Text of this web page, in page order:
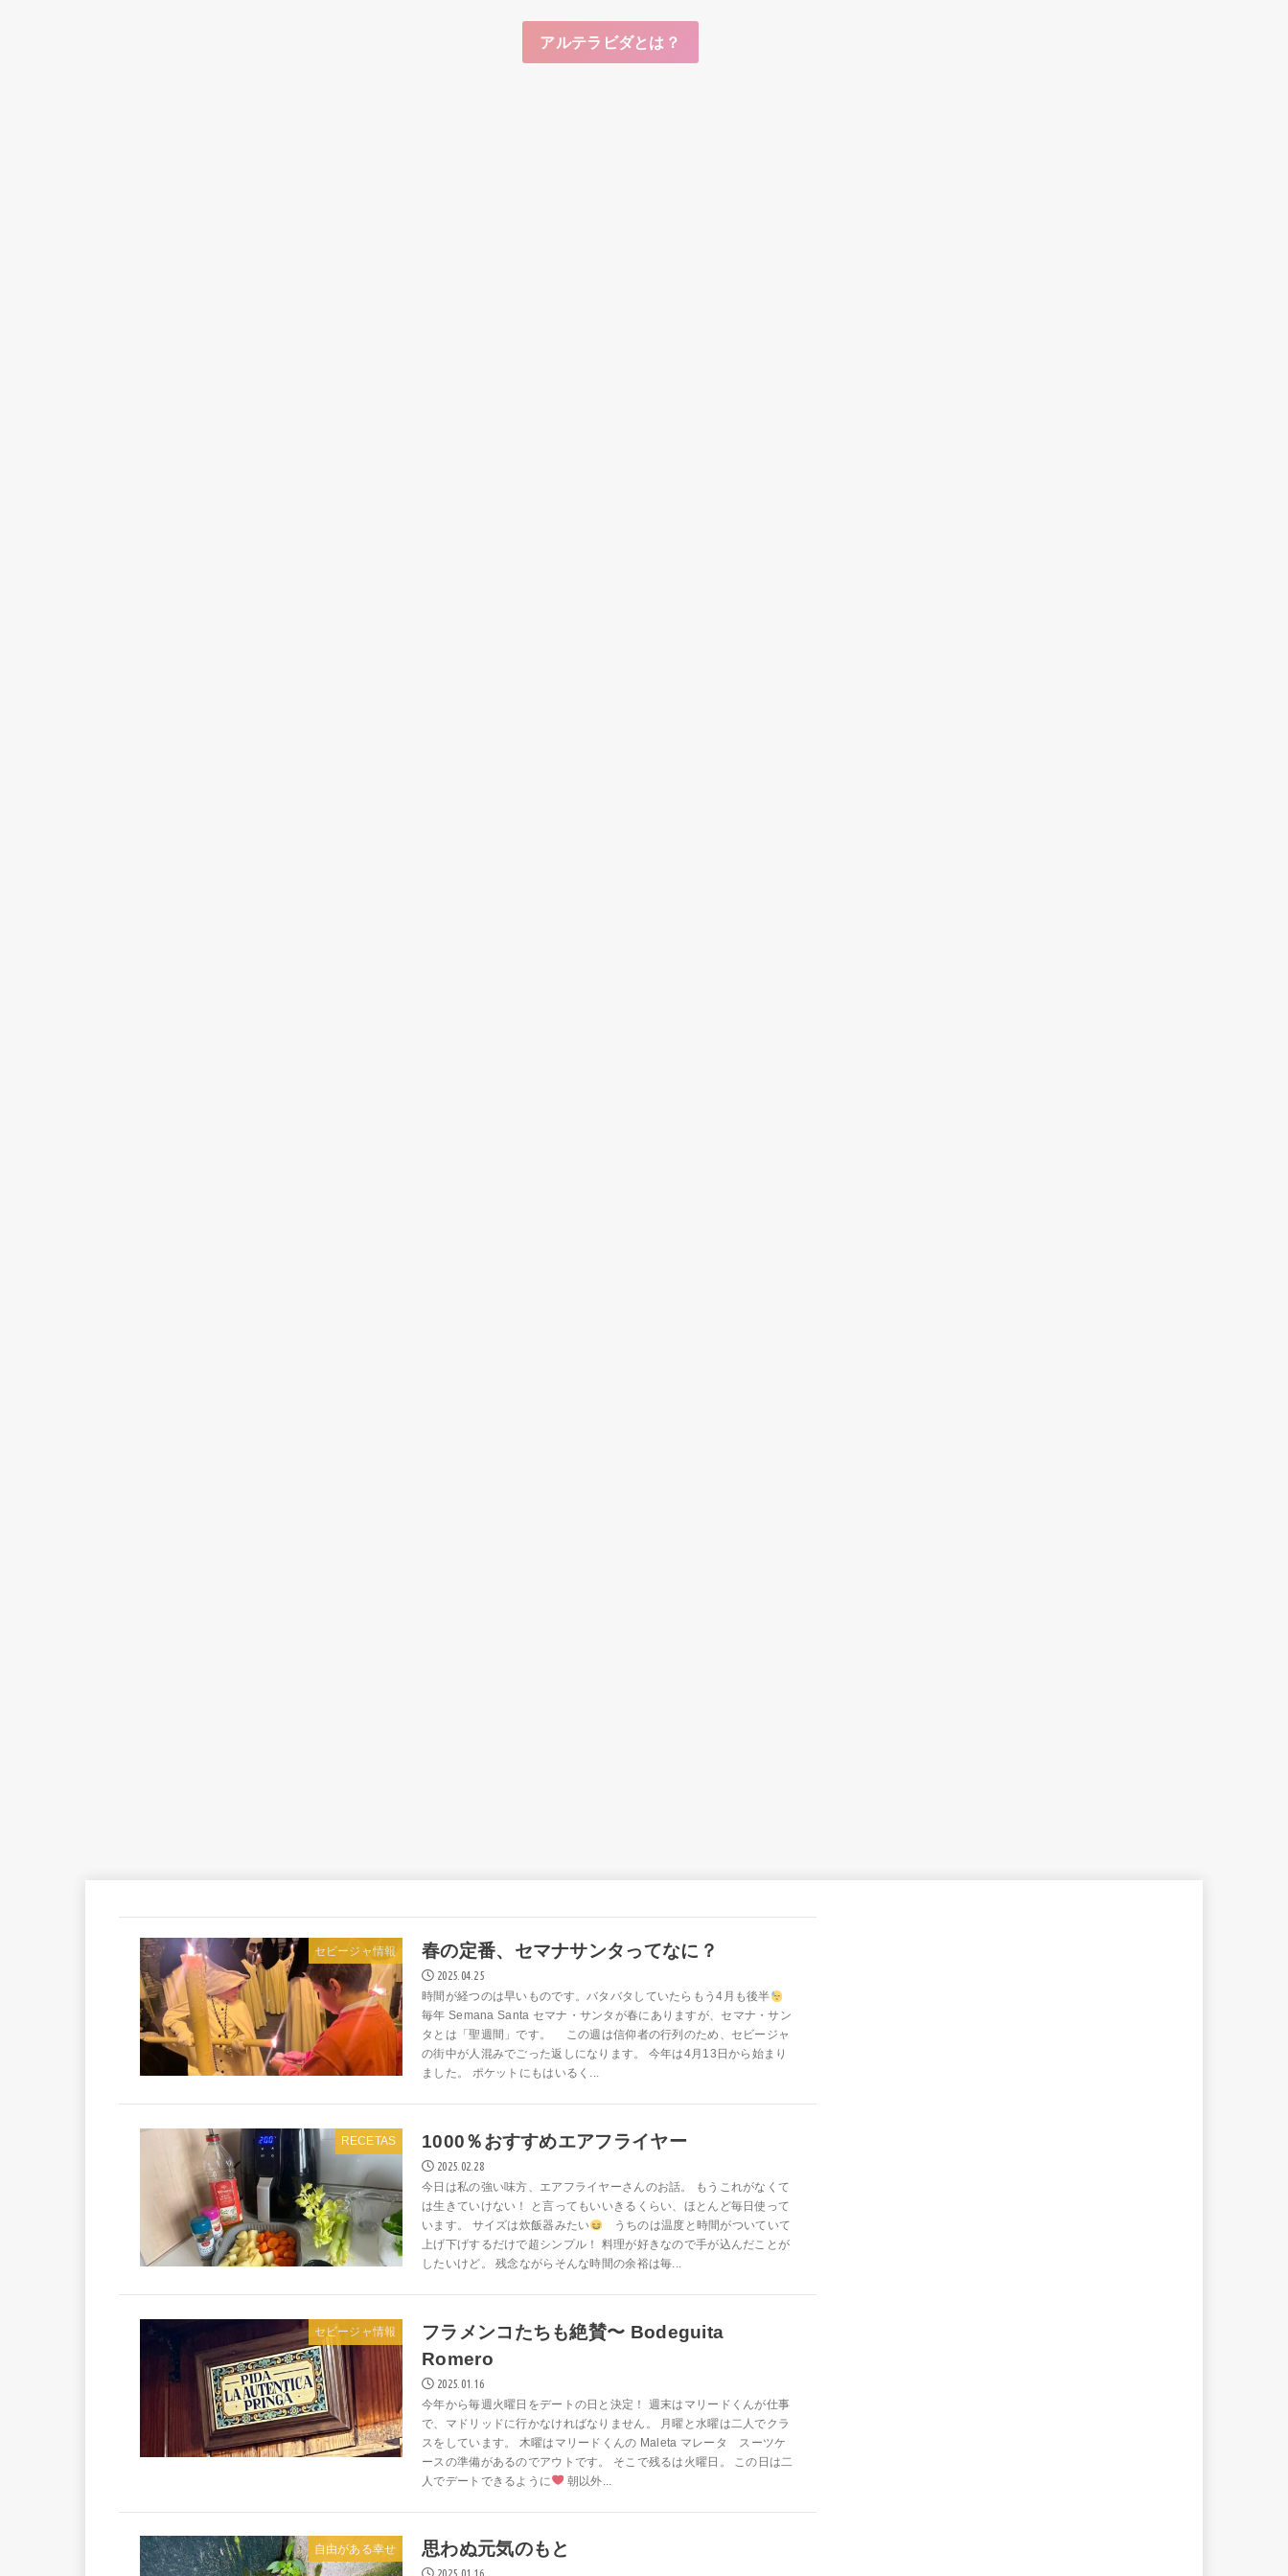
アルテラビダとは？
セビージャ情報 春の定番、セマナサンタってなに？
2025.04.25
時間が経つのは早いものです。バタバタしていたらもう4月も後半
毎年 Semana Santa セマナ・サンタが春にありますが、セマナ・サン
タとは「聖週間」です。 この週は信仰者の行列のため、セビージャ
の街中が人混みでごった返しになります。 今年は4月13日から始まり
ました。 ポケットにもはいるく...
RECETAS 1000％おすすめエアフライヤー
2025.02.28
今日は私の強い味方、エアフライヤーさんのお話。 もうこれがなくて
は生きていけない！ と言ってもいいきるくらい、ほとんど毎日使って
います。 サイズは炊飯器みたい
うちのは温度と時間がついていて
上げ下げするだけで超シンプル！ 料理が好きなので手が込んだことが
したいけど。 残念ながらそんな時間の余裕は毎...
セビージャ情報
フラメンコたちも絶賛〜 Bodeguita
Romero
2025.01.16
今年から毎週火曜日をデートの日と決定！ 週末はマリードくんが仕事
で、マドリッドに行かなければなりません。 月曜と水曜は二人でクラ
スをしています。 木曜はマリードくんの Maleta マレータ スーツケ
ースの準備があるのでアウトです。 そこで残るは火曜日。 この日は二
人でデートできるように
朝以外...
自由がある幸せ 思わぬ元気のもと